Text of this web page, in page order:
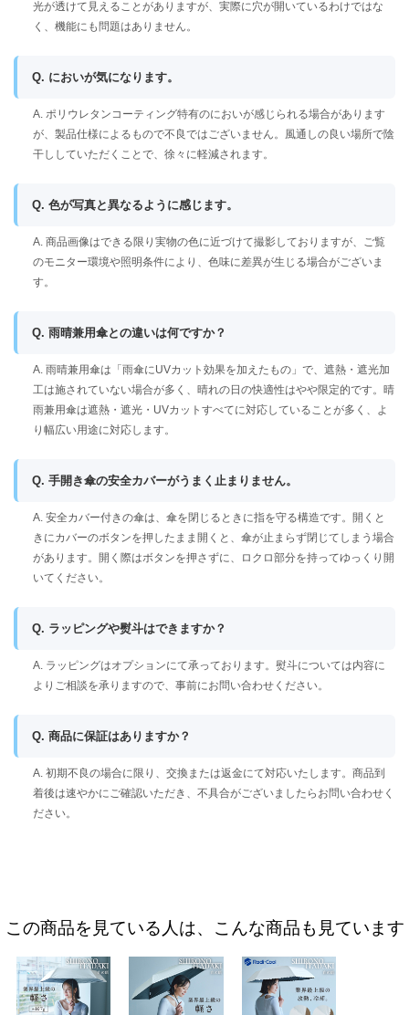
光が透けて見えることがありますが、実際に穴が開いているわけではな
く、機能にも問題はありません。
Q. においが気になります。
A. ポリウレタンコーティング特有のにおいが感じられる場合があります
が、製品仕様によるもので不良ではございません。風通しの良い場所で陰
干ししていただくことで、徐々に軽減されます。
Q. 色が写真と異なるように感じます。
A. 商品画像はできる限り実物の色に近づけて撮影しておりますが、ご覧
のモニター環境や照明条件により、色味に差異が生じる場合がございま
す。
Q. 雨晴兼用傘との違いは何ですか？
A. 雨晴兼用傘は「雨傘にUVカット効果を加えたもの」で、遮熱・遮光加
工は施されていない場合が多く、晴れの日の快適性はやや限定的です。晴
雨兼用傘は遮熱・遮光・UVカットすべてに対応していることが多く、よ
り幅広い用途に対応します。
Q. 手開き傘の安全カバーがうまく止まりません。
A. 安全カバー付きの傘は、傘を閉じるときに指を守る構造です。開くと
きにカバーのボタンを押したまま開くと、傘が止まらず閉じてしまう場合
があります。開く際はボタンを押さずに、ロクロ部分を持ってゆっくり開
いてください。
Q. ラッピングや熨斗はできますか？
A. ラッピングはオプションにて承っております。熨斗については内容に
よりご相談を承りますので、事前にお問い合わせください。
Q. 商品に保証はありますか？
A. 初期不良の場合に限り、交換または返金にて対応いたします。商品到
着後は速やかにご確認いただき、不具合がございましたらお問い合わせく
ださい。
この商品を見ている人は、こんな商品も見ています